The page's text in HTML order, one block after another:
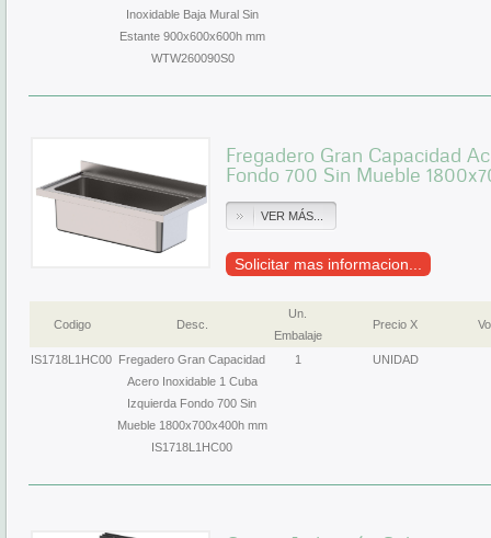
Inoxidable Baja Mural Sin
Estante 900x600x600h mm
WTW260090S0
Fregadero Gran Capacidad
Fondo 700 Sin Mueble
VER MÁS...
Solicitar mas informacion...
Codigo Desc.
Un.
Embalaje
Precio X
IS1718L1HC00 Fregadero Gran Capacidad
Acero Inoxidable 1 Cuba
Izquierda Fondo 700 Sin
Mueble 1800x700x400h mm
IS1718L1HC00
1 UNIDAD